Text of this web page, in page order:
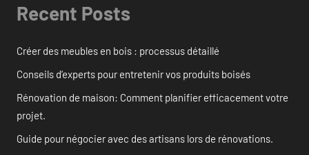
Recent Posts
Créer des meubles en bois : processus détaillé
Conseils d’experts pour entretenir vos produits boisés
Rénovation de maison: Comment planifier efficacement votre
projet.
Guide pour négocier avec des artisans lors de rénovations.